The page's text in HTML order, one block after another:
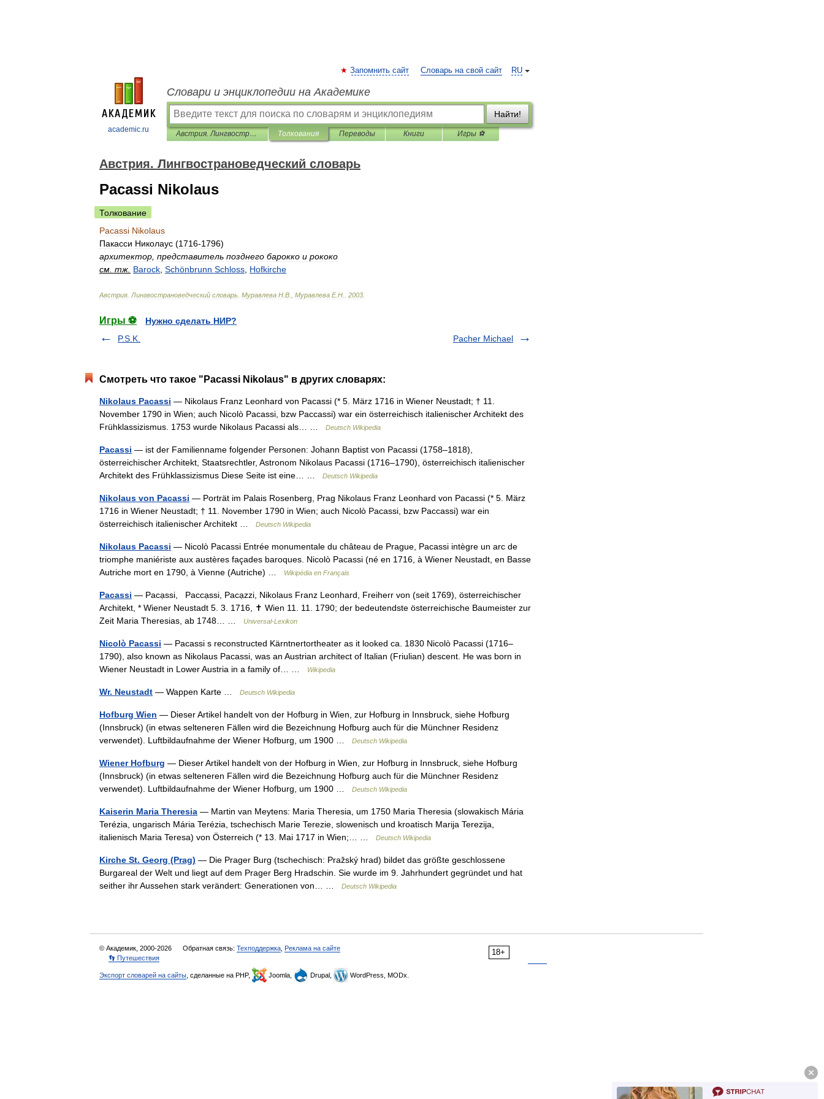
academic.ru
RU
Запомнить сайт Словарь на свой сайт
Словари и энциклопедии на Академике
Найти!
Австрия. Лингвострановедческий словарь Толкования Переводы Книги Игры ⚽
Австрия. Лингвострановедческий словарь
Pacassi Nikolaus
Толкование
Pacassi Nikolaus
Пакасси Николаус (1716-1796)
архитектор представитель позднего барокко и рококо
см тж Barock Schönbrunn Schloss Hofkirche
Австрия Лингвострановедческий словарь Муравлева Н В Муравлева Е.Н 2003
Игры ⚽
Нужно сделать НИР?
P.S.K.
Pacher Michael
Смотреть что такое "Pacassi Nikolaus" в других словарях:
Nikolaus Pacassi — Nikolaus Franz Leonhard von Pacassi (* 5. März 1716 in Wiener Neustadt; † 11.
November 1790 in Wien; auch Nicolò Pacassi, bzw Paccassi) war ein österreichisch italienischer Architekt des
Frühklassizismus. 1753 wurde Nikolaus Pacassi als… …
Deutsch Wikipedia
Pacassi — ist der Familienname folgender Personen: Johann Baptist von Pacassi (1758–1818),
österreichischer Architekt, Staatsrechtler, Astronom Nikolaus Pacassi (1716–1790), österreichisch italienischer
Architekt des Frühklassizismus Diese Seite ist eine… …
Deutsch Wikipedia
Nikolaus von Pacassi — Porträt im Palais Rosenberg, Prag Nikolaus Franz Leonhard von Pacassi (* 5. März
1716 in Wiener Neustadt; † 11. November 1790 in Wien; auch Nicolò Pacassi, bzw Paccassi) war ein
österreichisch italienischer Architekt …
Deutsch Wikipedia
Nikolaus Pacassi — Nicolò Pacassi Entrée monumentale du château de Prague, Pacassi intègre un arc de
triomphe maniériste aux austères façades baroques. Nicolò Pacassi (né en 1716, à Wiener Neustadt, en Basse
Autriche mort en 1790, à Vienne (Autriche) …
Wikipédia en Français
Pacassi — Pacạssi, Paccạssi, Pacạzzi, Nikolaus Franz Leonhard, Freiherr von (seit 1769), österreichischer
Architekt, * Wiener Neustadt 5. 3. 1716, ✝ Wien 11. 11. 1790; der bedeutendste österreichische Baumeister zur
Zeit Maria Theresias, ab 1748… …
Universal-Lexikon
Nicolò Pacassi — Pacassi s reconstructed Kärntnertortheater as it looked ca. 1830 Nicolò Pacassi (1716–
1790), also known as Nikolaus Pacassi, was an Austrian architect of Italian (Friulian) descent. He was born in
Wiener Neustadt in Lower Austria in a family of… …
Wikipedia
Wr. Neustadt — Wappen Karte … Deutsch Wikipedia
Hofburg Wien — Dieser Artikel handelt von der Hofburg in Wien, zur Hofburg in Innsbruck, siehe Hofburg
(Innsbruck) (in etwas selteneren Fällen wird die Bezeichnung Hofburg auch für die Münchner Residenz
verwendet). Luftbildaufnahme der Wiener Hofburg, um 1900 …
Deutsch Wikipedia
Wiener Hofburg — Dieser Artikel handelt von der Hofburg in Wien, zur Hofburg in Innsbruck, siehe Hofburg
(Innsbruck) (in etwas selteneren Fällen wird die Bezeichnung Hofburg auch für die Münchner Residenz
verwendet). Luftbildaufnahme der Wiener Hofburg, um 1900 …
Deutsch Wikipedia
Kaiserin Maria Theresia — Martin van Meytens: Maria Theresia, um 1750 Maria Theresia (slowakisch Mária
Terézia, ungarisch Mária Terézia, tschechisch Marie Terezie, slowenisch und kroatisch Marija Terezija,
italienisch Maria Teresa) von Österreich (* 13. Mai 1717 in Wien;… …
Deutsch Wikipedia
Kirche St. Georg (Prag) — Die Prager Burg (tschechisch: Pražský hrad) bildet das größte geschlossene
Burgareal der Welt und liegt auf dem Prager Berg Hradschin. Sie wurde im 9. Jahrhundert gegründet und hat
seither ihr Aussehen stark verändert: Generationen von… …
Deutsch Wikipedia
18+
© Академик, 2000-2026 Обратная связь: Техподдержка Реклама на сайте
👣 Путешествия
Экспорт словарей на сайты , сделанные на PHP, Joomla, Drupal, WordPress, MODx.